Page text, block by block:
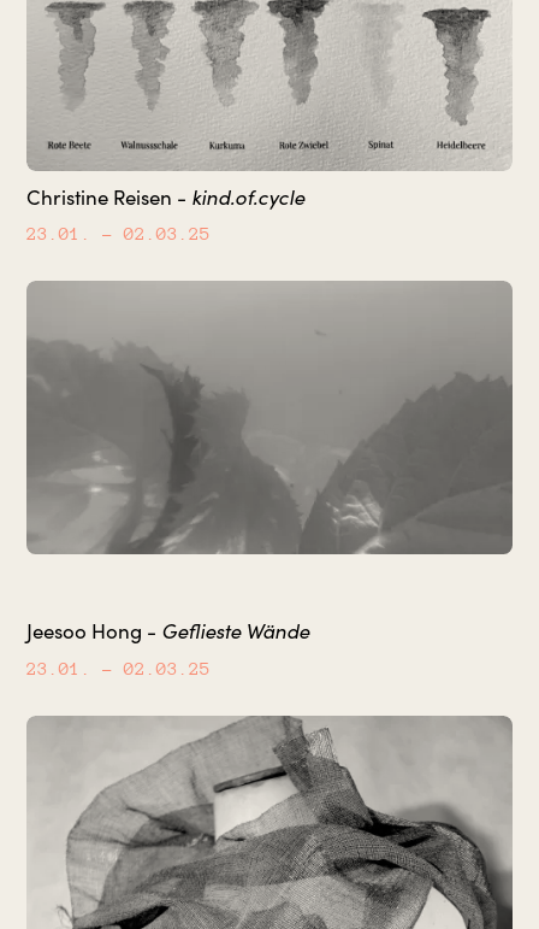
Christine Reisen - kind.of.cycle
23.01. – 02.03.25
Jeesoo Hong - Geflieste Wände
23.01. – 02.03.25